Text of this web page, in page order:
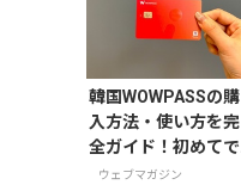
韓国WOWPASSの購
入方法・使い方を完
全ガイド！初めてで
も迷わない
ウェブマガジン